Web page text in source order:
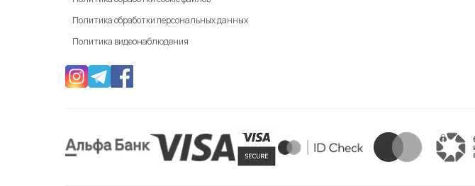
Политика обработки персональных данных
Политика видеонаблюдения